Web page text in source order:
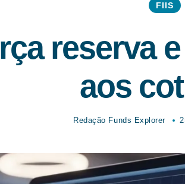
FIIS
reserva
aos
Redação Funds Explorer